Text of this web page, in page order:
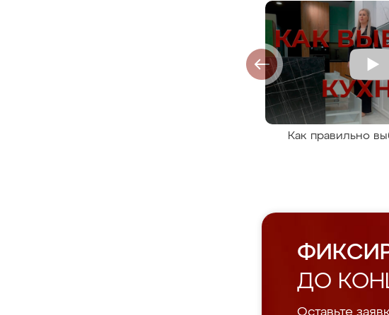
Как правильно
ДО
Оставьте